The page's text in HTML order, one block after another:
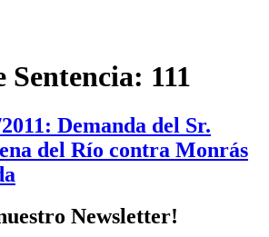
Sentencia: 111
Demanda del Sr.
del Río contra Monrás
Newsletter!